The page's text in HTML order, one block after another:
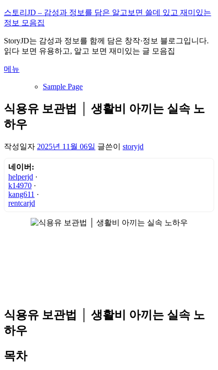
내
용
로
바
가
스토리JD – 감성과 정보를 담은 알고보면 쓸데 있고 재미있는
정보 모음집
StoryJD는 감성과 정보를 함께 담은 창작·정보 블로그입니다.
읽다 보면 유용하고, 알고 보면 재미있는 글 모음집
메뉴
Sample Page
식용유 보관법 │ 생활비 아끼는 실속 노
하우
작성일자 2025년 11월 06일 글쓴이 storyjd
네이버:
helperjd ·
k14970 ·
kang611 ·
rentcarjd
식용유 보관법 │ 생활비 아끼는 실속 노
하우
목차